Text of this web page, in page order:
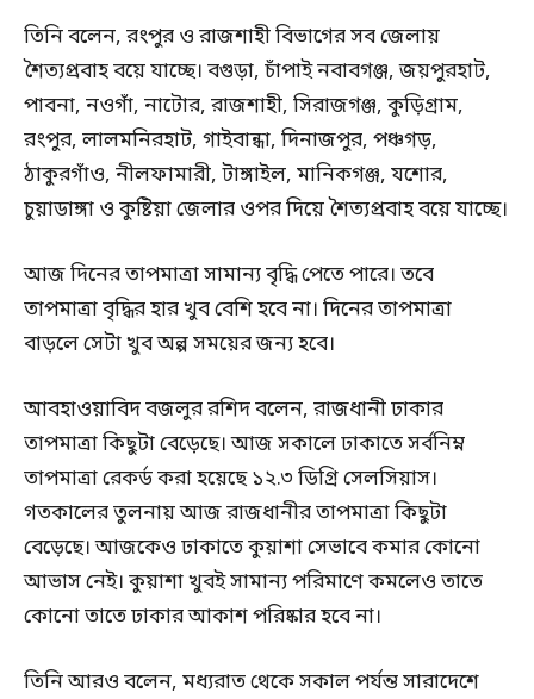
তিনি বলেন, রংপুর ও রাজশাহী বিভাগের সব জেলায়
শৈত্যপ্রবাহ বয়ে যাচ্ছে। বগুড়া, চাঁপাই নবাবগঞ্জ, জয়পুরহাট,
পাবনা, নওগাঁ, নাটোর, রাজশাহী, সিরাজগঞ্জ, কুড়িগ্রাম,
রংপুর, লালমনিরহাট, গাইবান্ধা, দিনাজপুর, পঞ্চগড়,
ঠাকুরগাঁও, নীলফামারী, টাঙ্গাইল, মানিকগঞ্জ, যশোর,
চুয়াডাঙ্গা ও কুষ্টিয়া জেলার ওপর দিয়ে শৈত্যপ্রবাহ বয়ে যাচ্ছে।
আজ দিনের তাপমাত্রা সামান্য বৃদ্ধি পেতে পারে। তবে
তাপমাত্রা বৃদ্ধির হার খুব বেশি হবে না। দিনের তাপমাত্রা
বাড়লে সেটা খুব অল্প সময়ের জন্য হবে।
আবহাওয়াবিদ বজলুর রশিদ বলেন, রাজধানী ঢাকার
তাপমাত্রা কিছুটা বেড়েছে। আজ সকালে ঢাকাতে সর্বনিম্ন
তাপমাত্রা রেকর্ড করা হয়েছে ১২.৩ ডিগ্রি সেলসিয়াস।
গতকালের তুলনায় আজ রাজধানীর তাপমাত্রা কিছুটা
বেড়েছে। আজকেও ঢাকাতে কুয়াশা সেভাবে কমার কোনো
আভাস নেই। কুয়াশা খুবই সামান্য পরিমাণে কমলেও তাতে
কোনো তাতে ঢাকার আকাশ পরিষ্কার হবে না।
তিনি আরও বলেন, মধ্যরাত থেকে সকাল পর্যন্ত সারাদেশে